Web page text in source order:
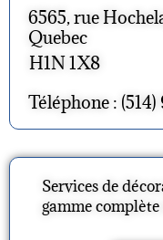
6565, rue
Quebec
H1N 1X8
Téléphone :
Services de
gamme